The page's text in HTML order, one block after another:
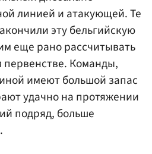
линией и атакующей. Те
эту бельгийскую
еще рано рассчитывать
Команды,
имеют большой запас
удачно на протяжении
подряд, больше